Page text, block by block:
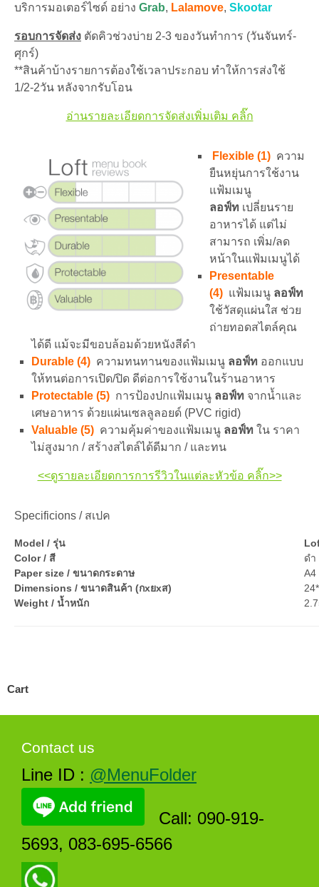
บริการมอเตอร์ไซด์ อย่าง Grab, Lalamove, Skootar
รอบการจัดส่ง ตัดคิวช่วงบ่าย 2-3 ของวันทำการ (วันจันทร์-
ศุกร์)
**สินค้าบ้างรายการต้องใช้เวลาประกอบ ทำให้การส่งใช้
1/2-2วัน หลังจากรับโอน
อ่านรายละเอียดการจัดส่งเพิ่มเติม คลิ๊ก
Flexible (1) ความ
ยืนหยุ่นการใช้งาน
แฟ้มเมนู
ลอฟ์ท เปลี่ยนราย
อาหารได้ แต่ไม่
สามารถ เพิ่ม/ลด
หน้าในแฟ้มเมนูได้
Presentable
(4) แฟ้มเมนู ลอฟ์ท
ใช้วัสดุแผ่นใส ช่วย
ถ่ายทอดสไตล์คุณ
ได้ดี แม้จะมีขอบล้อมด้วยหนังสีดำ
Durable (4) ความทนทานของแฟ้มเมนู ลอฟ์ท ออกแบบ
ให้ทนต่อการเปิด/ปิด ดีต่อการใช้งานในร้านอาหาร
Protectable (5) การป้องปกแฟ้มเมนู ลอฟ์ท จากน้ำและ
เศษอาหาร ด้วยแผ่นเซลลูลอยด์ (PVC rigid)
Valuable (5) ความคุ้มค่าของแฟ้มเมนู ลอฟ์ท ใน ราคา
ไม่สูงมาก / สร้างสไตล์ได้ดีมาก / และทน
<<ดูรายละเอียดการการรีวิวในแต่ละหัวข้อ คลิ๊ก>>
Specificions / สเปค
Model / รุ่น
Color / สี
ดำ
Paper size / ขนาดกระดาษ
A4
Dimensions / ขนาดสินค้า (กxยxส)
Weight / น้ำหนัก
Cart
Contact us
Line ID : @MenuFolder
Call: 090-919-
5693, 083-695-6566